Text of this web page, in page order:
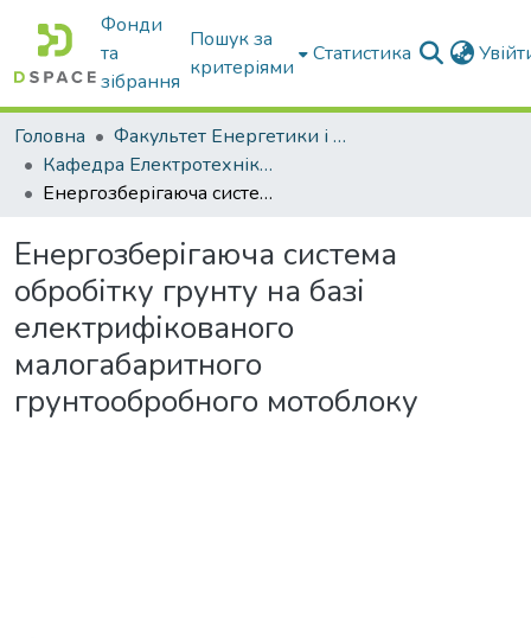
Фонди
та
зібрання
Пошук за
критеріями
Статистика
Головна
Факультет Енергетики і комп'ютерних технологій
Кафедра Електротехніки і електромеханіки ім. проф. В.В. Овчарова
Енергозберігаюча система обробітку грунту на базі електрифікованого малогабаритного грунтообробного мотоблоку
Енергозберігаюча система
обробітку грунту на базі
електрифікованого
малогабаритного
грунтообробного мотоблоку